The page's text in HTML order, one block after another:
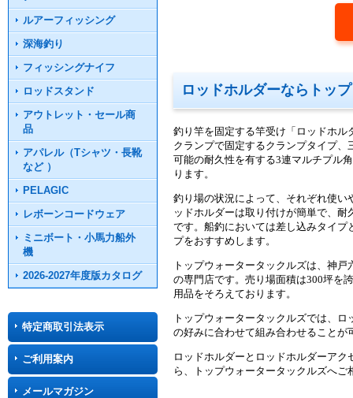
ルアーフィッシング
深海釣り
フィッシングナイフ
ロッドスタンド
アウトレット・セール商
品
アパレル（Tシャツ・長靴
など ）
PELAGIC
レボーンコードウェア
ミニボート・小馬力船外
機
2026-2027年度版カタログ
特定商取引法表示
ご利用案内
メールマガジン
ロッドホルダーならトッ
釣り竿を固定する竿受け「ロッドホ
クランプで固定するクランプタイプ
可能の耐久性を有する3連マルチプル
ります。
釣り場の状況によって、それぞれ使
ッドホルダーは取り付けが簡単で、
です。船釣においては差し込みタイ
プをおすすめします。
トップウォータータックルズは、神
の専門店です。売り場面積は300坪を
用品をそろえております。
トップウォータータックルズでは、
の好みに合わせて組み合わせることが
ロッドホルダーとロッドホルダーア
ら、トップウォータータックルズへご